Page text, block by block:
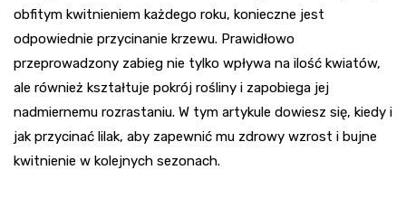
obfitym kwitnieniem każdego roku, konieczne jest
odpowiednie przycinanie krzewu. Prawidłowo
przeprowadzony zabieg nie tylko wpływa na ilość kwiatów,
ale również kształtuje pokrój rośliny i zapobiega jej
nadmiernemu rozrastaniu. W tym artykule dowiesz się, kiedy i
jak przycinać lilak, aby zapewnić mu zdrowy wzrost i bujne
kwitnienie w kolejnych sezonach.